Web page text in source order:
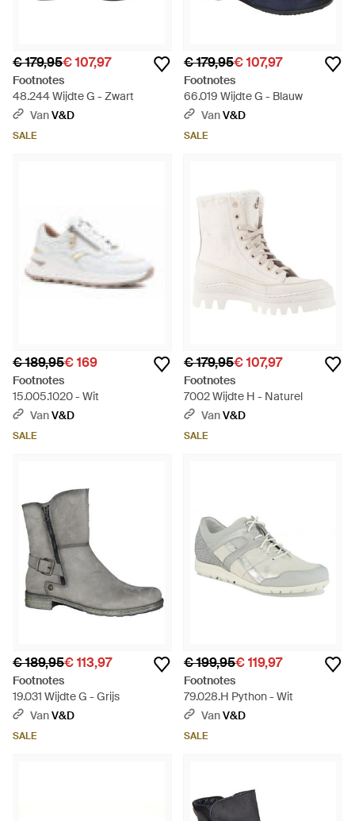
€ 179,95€ 107,97
Footnotes
48.244 Wijdte G - Zwart
VanV&D
SALE
€ 179,95€ 107,97
Footnotes
66.019 Wijdte G - Blauw
VanV&D
SALE
€ 189,95€ 169
Footnotes
15.005.1020 - Wit
VanV&D
SALE
€ 179,95€ 107,97
Footnotes
7002 Wijdte H - Naturel
VanV&D
SALE
€ 189,95€ 113,97
Footnotes
19.031 Wijdte G - Grijs
VanV&D
SALE
€ 199,95€ 119,97
Footnotes
79.028.H Python - Wit
VanV&D
SALE